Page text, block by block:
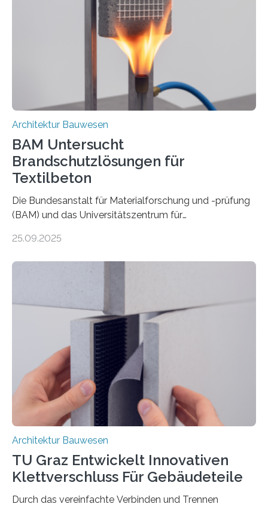
Architektur Bauwesen
BAM Untersucht
Brandschutzlösungen für
Textilbeton
Die Bundesanstalt für Materialforschung und -prüfung
(BAM) und das Universitätszentrum für
untersuchen in einem gemeinsamen Forschungsprojekt
Ziel ist es, die Einsatzmöglichkeiten dieses innovativen
Textilbeton ist ein moderner Verbundwerkstoff, der aus
einer feinkörnigen Betonmatrix und einer textilen
Bewehrung besteht – meist aus Carbon-, Glas- oder
Basaltfasern. Anders als herkömmlicher Stahlbeton, bei
dem Stahlstäbe zur…
25.09.2025
Architektur Bauwesen
TU Graz Entwickelt Innovativen
Klettverschluss Für Gebäudeteile
Durch das vereinfachte Verbinden und Trennen